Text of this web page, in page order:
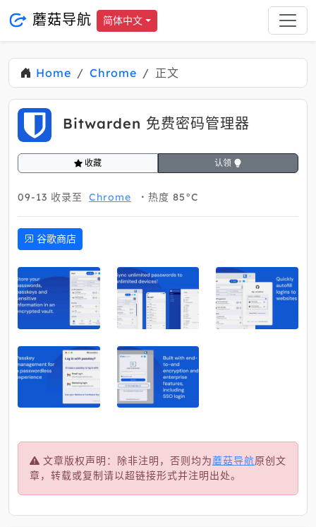
蘑菇导航 简体中文
Home Chrome 正文
Bitwarden 免费密码管理器
收藏 认领
09-13 收录至 Chrome 热度 85°C
谷歌商店
文章版权声明：除非注明，否则均为蘑菇导航原创文
章，转载或复制请以超链接形式并注明出处。